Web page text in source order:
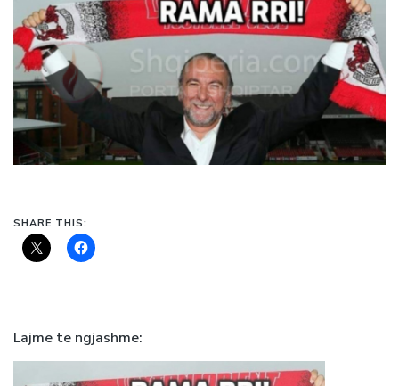
SHARE THIS:
Lajme te ngjashme